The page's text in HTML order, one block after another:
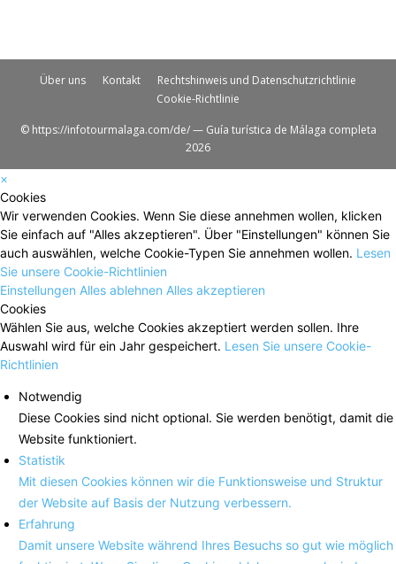
Über uns Kontakt
Rechtshinweis und Datenschutzrichtlinie
Cookie-Richtlinie
© https://infotourmalaga.com/de/ — Guía turística de Málaga completa
2026
×
Cookies
Wir verwenden Cookies. Wenn Sie diese annehmen wollen, klicken
Sie einfach auf "Alles akzeptieren". Über "Einstellungen" können Sie
auch auswählen, welche Cookie-Typen Sie annehmen wollen. Lesen
Sie unsere Cookie-Richtlinien
Einstellungen Alles ablehnen Alles akzeptieren
Cookies
Wählen Sie aus, welche Cookies akzeptiert werden sollen. Ihre
Auswahl wird für ein Jahr gespeichert. Lesen Sie unsere Cookie-
Richtlinien
Notwendig
Diese Cookies sind nicht optional. Sie werden benötigt, damit die
Website funktioniert.
Statistik
Mit diesen Cookies können wir die Funktionsweise und Struktur
der Website auf Basis der Nutzung verbessern.
Erfahrung
Damit unsere Website während Ihres Besuchs so gut wie möglich